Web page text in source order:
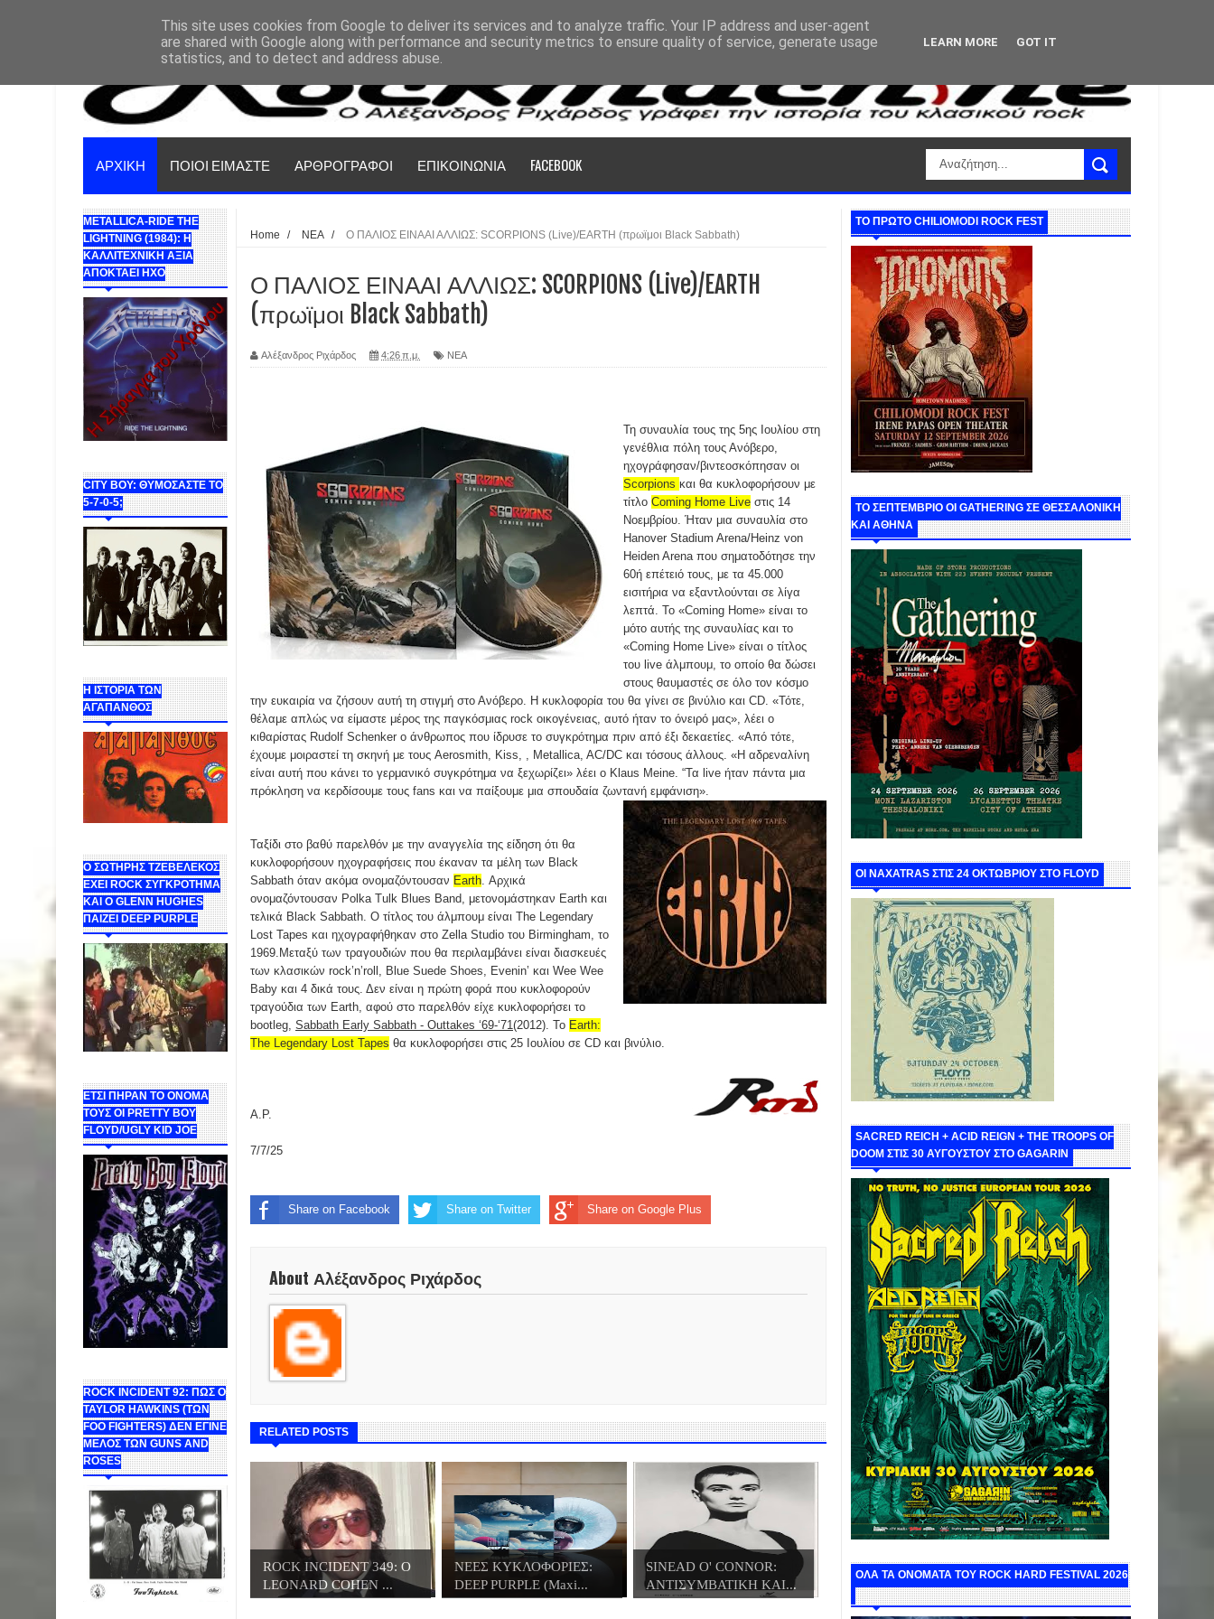
ΑΡΧΙΚΗ ΠΟΙΟΙ ΕΙΜΑΣΤΕ ΑΡΘΡΟΓΡΑΦΟΙ ΕΠΙΚΟΙΝΩΝΙΑ FACEBOOK
METALLICA-RIDE THE
LIGHTNING (1984): Η
ΚΑΛΛΙΤΕΧΝΙΚΗ ΑΞΙΑ
ΑΠΟΚΤΑΕΙ ΗΧΟ
CITY BOY: ΘΥΜΟΣΑΣΤΕ ΤΟ
5-7-0-5;
Η ΙΣΤΟΡΙΑ ΤΩΝ
ΑΓΑΠΑΝΘΟΣ
Ο ΣΩΤΗΡΗΣ ΤΖΕΒΕΛΕΚΟΣ
ΕΧΕΙ ROCK ΣΥΓΚΡΟΤΗΜΑ
ΚΑΙ Ο GLENN HUGHES
ΠΑΙΖΕΙ DEEP PURPLE
ΕΤΣΙ ΠΗΡΑΝ ΤΟ ΟΝΟΜΑ
ΤΟΥΣ ΟΙ PRETTY BOY
FLOYD/UGLY KID JOE
ROCK INCIDENT 92: ΠΩΣ Ο
TAYLOR HAWKINS (ΤΩΝ
FOO FIGHTERS) ΔΕΝ ΕΓΙΝΕ
ΜΕΛΟΣ ΤΩΝ GUNS AND
ROSES
Home / ΝΕΑ / Ο ΠΑΛΙΟΣ ΕΙΝΑΑΙ ΑΛΛΙΩΣ: SCORPIONS (Live)/EARTH (πρωϊμοι Black Sabbath)
Ο ΠΑΛΙΟΣ ΕΙΝΑΑΙ ΑΛΛΙΩΣ: SCORPIONS (Live)/EARTH
(πρωϊμοι Black Sabbath)
Αλέξανδρος Ριχάρδος 4:26 π.μ. ΝΕΑ
Τη συναυλία τους της 5ης Ιουλίου στη
γενέθλια πόλη τους Ανόβερο,
ηχογράφησαν/βιντεοσκόπησαν οι
Scorpions και θα κυκλοφορήσουν με
τίτλο Coming Home Live στις 14
Νοεμβρίου. Ήταν μια συναυλία στο
Hanover Stadium Arena/Heinz von
Heiden Arena που σηματοδότησε την
60ή επέτειό τους, με τα 45.000
εισιτήρια να εξαντλούνται σε λίγα
λεπτά. Το «Coming Home» είναι το
μότο αυτής της συναυλίας και το
«Coming Home Live» είναι ο τίτλος
του live άλμπουμ, το οποίο θα δώσει
στους θαυμαστές σε όλο τον κόσμο
την ευκαιρία να ζήσουν αυτή τη στιγμή στο Ανόβερο. Η κυκλοφορία του θα γίνει σε βινύλιο και CD. «Τότε,
θέλαμε απλώς να είμαστε μέρος της παγκόσμιας rock οικογένειας, αυτό ήταν το όνειρό μας», λέει ο
κιθαρίστας Rudolf Schenker ο άνθρωπος που ίδρυσε το συγκρότημα πριν από έξι δεκαετίες. «Από τότε,
έχουμε μοιραστεί τη σκηνή με τους Aerosmith, Kiss, , Metallica, AC/DC και τόσους άλλους. «Η αδρεναλίνη
είναι αυτή που κάνει το γερμανικό συγκρότημα να ξεχωρίζει» λέει ο Klaus Meine. “Τα live ήταν πάντα μια
πρόκληση να κερδίσουμε τους fans και να παίξουμε μια σπουδαία ζωντανή εμφάνιση».
Ταξίδι στο βαθύ παρελθόν με την αναγγελία της είδηση ότι θα
κυκλοφορήσουν ηχογραφήσεις που έκαναν τα μέλη των Black
Sabbath όταν ακόμα ονομαζόντουσαν Earth. Αρχικά
ονομαζόντουσαν Polka Tulk Blues Band, μετονομάστηκαν Earth και
τελικά Black Sabbath. O τίτλος του άλμπουμ είναι The Legendary
Lost Tapes και ηχογραφήθηκαν στο Zella Studio του Birmingham, το
1969.Μεταξύ των τραγουδιών που θα περιλαμβάνει είναι διασκευές
των κλασικών rock’n’roll, Blue Suede Shoes, Evenin’ και Wee Wee
Baby και 4 δικά τους. Δεν είναι η πρώτη φορά που κυκλοφορούν
τραγούδια των Earth, αφού στο παρελθόν είχε κυκλοφορήσει το
bootleg, Sabbath Early Sabbath - Outtakes ‘69-‘71(2012). Το Earth:
The Legendary Lost Tapes θα κυκλοφορήσει στις 25 Ιουλίου σε CD και βινύλιο.
Α.Ρ.
7/7/25
Share on Facebook Share on Twitter Share on Google Plus
About Αλέξανδρος Ριχάρδος
RELATED POSTS
ROCK INCIDENT 349: O
LEONARD COHEN ...
ΝΕΕΣ ΚΥΚΛΟΦΟΡΙΕΣ:
DEEP PURPLE (Maxi...
SINEAD O' CONNOR:
ΑΝΤΙΣΥΜΒΑΤΙΚΗ ΚΑΙ...
ΤΟ ΠΡΩΤΟ CHILIOMODI ROCK FEST
ΤΟ ΣΕΠΤΕΜΒΡΙΟ ΟΙ GATHERING ΣΕ ΘΕΣΣΑΛΟΝΙΚΗ
ΚΑΙ ΑΘΗΝΑ
ΟΙ NAXATRAS ΣΤΙΣ 24 ΟΚΤΩΒΡΙΟΥ ΣΤΟ FLOYD
SACRED REICH + ACID REIGN + THE TROOPS OF
DOOM ΣΤΙΣ 30 ΑΥΓΟΥΣΤΟΥ ΣΤΟ GAGARIN
ΟΛΑ ΤΑ ΟΝΟΜΑΤΑ ΤΟΥ ROCK HARD FESTIVAL 2026
This site uses cookies from Google to deliver its services and to analyze traffic. Your IP address and user-agent
are shared with Google along with performance and security metrics to ensure quality of service, generate usage
statistics, and to detect and address abuse.
LEARN MORE GOT IT